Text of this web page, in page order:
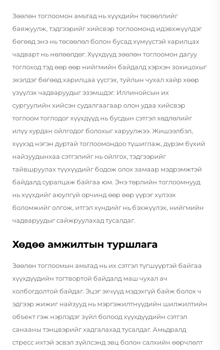
Зөөлөн тоглоомон амьтад нь хүүхдийн төсөөллийг
баяжуулж, тэдгээрийг хийсвэр тоглоомонд идэвхжүүлдэг
бөгөөд энэ нь төсөөлөл болон бусад хүмүүстэй харилцах
чадварт нь нөлөөлдөг. Хүүхдүүд зөөлөн тоглоомон дагуу
тоглоход тэд өөр өөр нийгмийн байдалд хэрхэн зохицохыг
эхэлдэг бөгөөд харилцаа үүсгэх, туйлын чухал хайр хөөр
үзүүлэх чадваруудыг эзэмшдэг. Иллинойсын их
сургуулийн хийсэн судалгаагаар олон удаа хийсвэр
тоглоом тоглодог хүүхдүүд нь бусдын сэтгэл хөдлөлийг
илүү хурдан ойлгодог болохыг харуулжээ. Жишээлбэл,
хүүхэд нэгэн дуртай тоглоомондоо түшиглаж, дүрэм бүхий
найзуудынхаа сэтгэлийг нь ойлгох, тэдгээрийг
тайвшруулах түүхүүдийг бодож олох замаар мэдрэмжтэй
байдалд суралцаж байгаа юм. Энэ төрлийн тоглоомнууд
нь хүүхдийг аюулгүй орчинд өөр өөр үүрэг хүлээх
боломжийг олгож, итгэл хүндийг нь бэхжүүлэх, нийгмийн
чадваруудыг сайжруулахад тусалдаг.
Хөдөө амжилтын туршлага
Зөөлөн тоглоомын амьтад нь их сэтгэл түгшүүртэй байгаа
хүүхдүүдийн тогтвортой байдалд маш чухал ач
холбогдолтой байдаг. Эцэг эхчүүд мэдэхгүй байж болох ч
эдгээр жижиг найзууд нь мэргэжилтнүүдийн шилжилтийн
объект гэж нэрлэдэг зүйл болоод хүүхдүүдийн сэтгэл
санааны тэнцвэрийг хадгалахад тусалдаг. Амьдралд
стресс ихтэй эсвэл зүйлсэнд эвц болон салхийн өөрчлөлт